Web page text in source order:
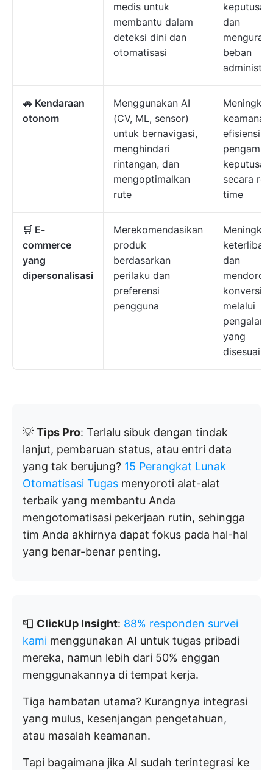
medis untuk
membantu dalam
deteksi dini dan
otomatisasi
keputusan
dan
beban
🚗 Kendaraan
otonom
Menggunakan AI
(CV, ML, sensor)
untuk bernavigasi,
menghindari
rintangan, dan
mengoptimalkan
rute
keamanan,
efisiensi,
keputusan
secara
time
🛒 E-
commerce
yang
dipersonalisasi
Merekomendasikan
produk
berdasarkan
perilaku dan
preferensi
pengguna
dan
konversi
melalui
yang
💡 Tips Pro: Terlalu sibuk dengan tindak
lanjut, pembaruan status, atau entri data
yang tak berujung? 15 Perangkat Lunak
Otomatisasi Tugas menyoroti alat-alat
terbaik yang membantu Anda
mengotomatisasi pekerjaan rutin, sehingga
tim Anda akhirnya dapat fokus pada hal-hal
yang benar-benar penting.
📮 ClickUp Insight: 88% responden survei
kami menggunakan AI untuk tugas pribadi
mereka, namun lebih dari 50% enggan
menggunakannya di tempat kerja.
Tiga hambatan utama? Kurangnya integrasi
yang mulus, kesenjangan pengetahuan,
atau masalah keamanan.
Tapi bagaimana jika AI sudah terintegrasi ke